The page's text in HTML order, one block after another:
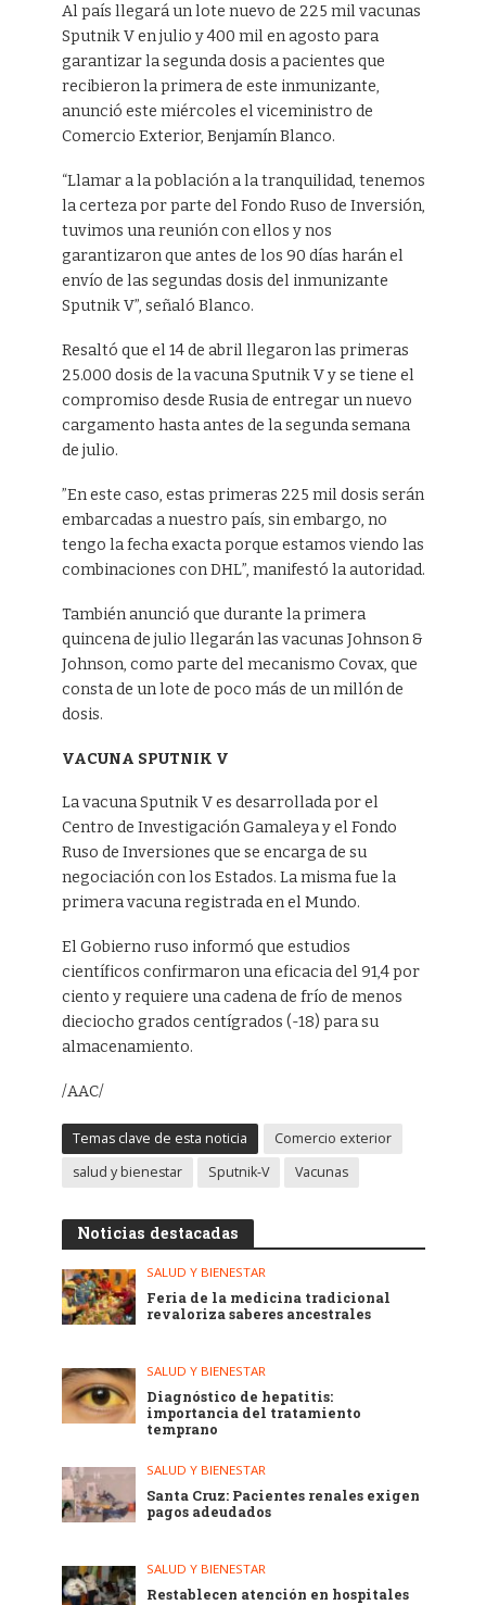
Al país llegará un lote nuevo de 225 mil vacunas
Sputnik V en julio y 400 mil en agosto para
garantizar la segunda dosis a pacientes que
recibieron la primera de este inmunizante,
anunció este miércoles el viceministro de
Comercio Exterior, Benjamín Blanco.
“Llamar a la población a la tranquilidad, tenemos
la certeza por parte del Fondo Ruso de Inversión,
tuvimos una reunión con ellos y nos
garantizaron que antes de los 90 días harán el
envío de las segundas dosis del inmunizante
Sputnik V”, señaló Blanco.
Resaltó que el 14 de abril llegaron las primeras
25.000 dosis de la vacuna Sputnik V y se tiene el
compromiso desde Rusia de entregar un nuevo
cargamento hasta antes de la segunda semana
de julio.
”En este caso, estas primeras 225 mil dosis serán
embarcadas a nuestro país, sin embargo, no
tengo la fecha exacta porque estamos viendo las
combinaciones con DHL”, manifestó la autoridad.
También anunció que durante la primera
quincena de julio llegarán las vacunas Johnson &
Johnson, como parte del mecanismo Covax, que
consta de un lote de poco más de un millón de
dosis.
VACUNA SPUTNIK V
La vacuna Sputnik V es desarrollada por el
Centro de Investigación Gamaleya y el Fondo
Ruso de Inversiones que se encarga de su
negociación con los Estados. La misma fue la
primera vacuna registrada en el Mundo.
El Gobierno ruso informó que estudios
científicos confirmaron una eficacia del 91,4 por
ciento y requiere una cadena de frío de menos
dieciocho grados centígrados (-18) para su
almacenamiento.
/AAC/
Temas clave de esta noticia
Comercio exterior
salud y bienestar
Sputnik-V Vacunas
Noticias destacadas
SALUD Y BIENESTAR
Feria de la medicina tradicional
revaloriza saberes ancestrales
SALUD Y BIENESTAR
Diagnóstico de hepatitis:
importancia del tratamiento
temprano
SALUD Y BIENESTAR
Santa Cruz: Pacientes renales exigen
pagos adeudados
SALUD Y BIENESTAR
Restablecen atención en hospitales